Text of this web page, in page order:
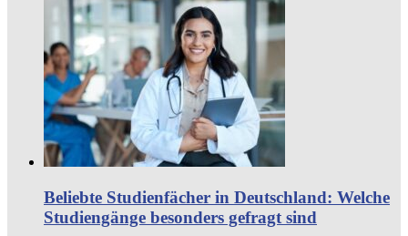
Beliebte Studienfächer in Deutschland: Welche
Studiengänge besonders gefragt sind